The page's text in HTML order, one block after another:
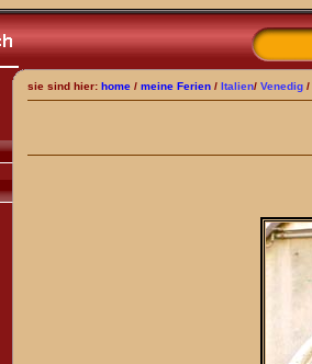
sie sind hier: home / meine Ferien / Italien/ Venedig /